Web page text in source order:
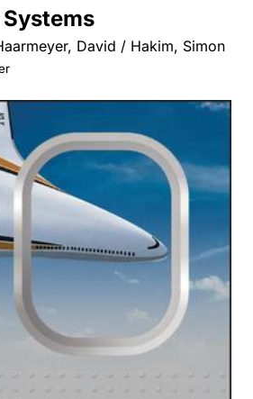
David / Hakim, Simon